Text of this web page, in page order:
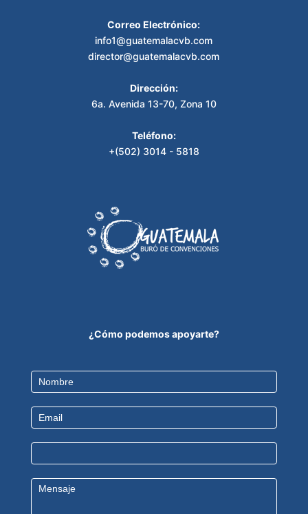
Correo Electrónico:
info1@guatemalacvb.com
director@guatemalacvb.com
Dirección:
6a. Avenida 13-70, Zona 10
Teléfono:
+(502) 3014 - 5818
¿Cómo podemos apoyarte?
Contact
Us